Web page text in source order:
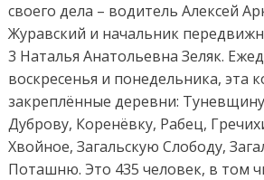
своего дела – водитель Алексей
Журавский и начальник
3 Наталья Анатольевна Зеляк.
воскресенья и понедельника, эта
закреплённые деревни:
Дуброву, Коренёвку, Рабец,
Хвойное, Загальскую Слободу,
Поташню. Это 435 человек, в том